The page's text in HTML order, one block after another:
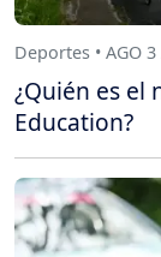
Deportes • AGO
¿Quién es el
Education?